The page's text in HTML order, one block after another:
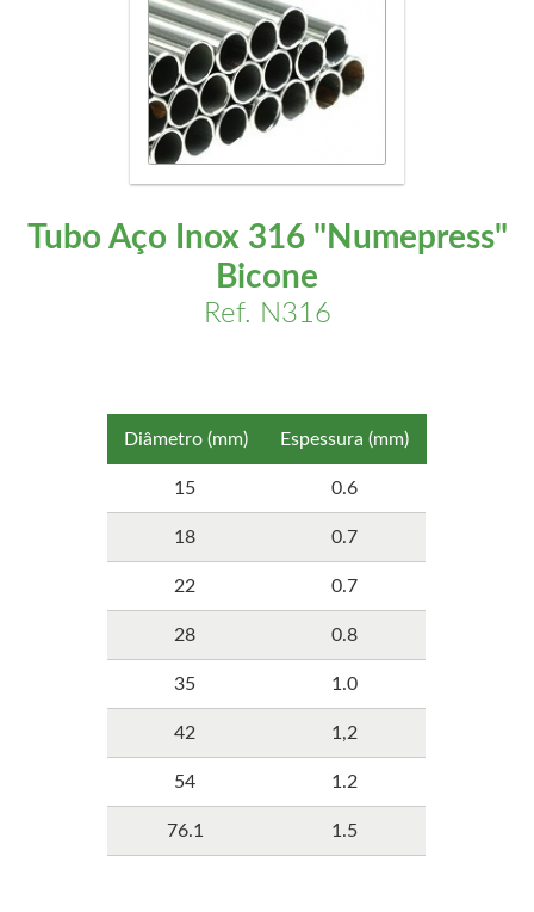
Tubo Aço Inox 316 "Numepress"
Bicone
Ref. N316
Diâmetro (mm) Espessura (mm)
15 0.6
18 0.7
22 0.7
28 0.8
35 1.0
42 1,2
54 1.2
76.1 1.5